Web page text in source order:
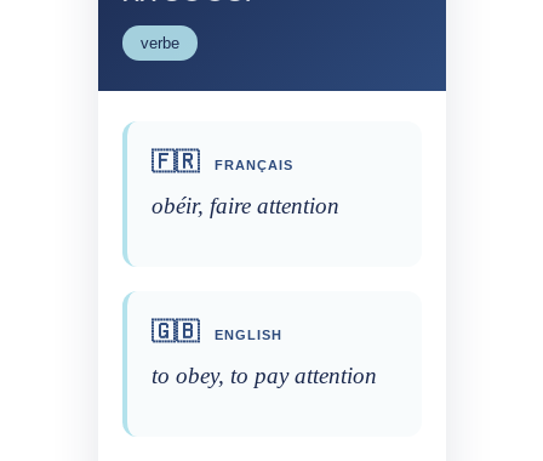
verbe
🇫🇷 FRANÇAIS
obéir, faire attention
🇬🇧 ENGLISH
to obey, to pay attention